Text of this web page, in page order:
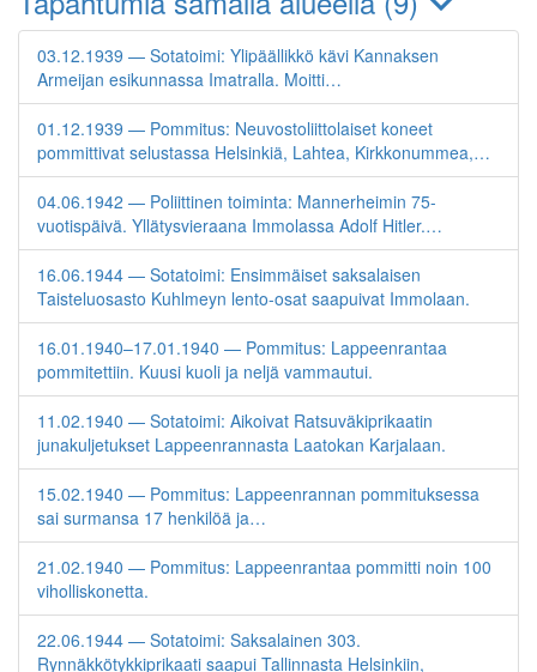
03.12.1939 — Sotatoimi: Ylipäällikkö kävi Kannaksen
Armeijan esikunnassa Imatralla. Moitti…
01.12.1939 — Pommitus: Neuvostoliittolaiset koneet
pommittivat selustassa Helsinkiä, Lahtea, Kirkkonummea,…
04.06.1942 — Poliittinen toiminta: Mannerheimin 75-
vuotispäivä. Yllätysvieraana Immolassa Adolf Hitler.…
16.06.1944 — Sotatoimi: Ensimmäiset saksalaisen
Taisteluosasto Kuhlmeyn lento-osat saapuivat Immolaan.
16.01.1940–17.01.1940 — Pommitus: Lappeenrantaa
pommitettiin. Kuusi kuoli ja neljä vammautui.
11.02.1940 — Sotatoimi: Aikoivat Ratsuväkiprikaatin
junakuljetukset Lappeenrannasta Laatokan Karjalaan.
15.02.1940 — Pommitus: Lappeenrannan pommituksessa
sai surmansa 17 henkilöä ja…
21.02.1940 — Pommitus: Lappeenrantaa pommitti noin 100
viholliskonetta.
22.06.1944 — Sotatoimi: Saksalainen 303.
Rynnäkkötykkiprikaati saapui Tallinnasta Helsinkiin,